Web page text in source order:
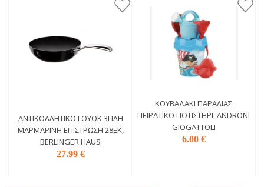
ΑΝΤΙΚΟΛΛΗΤΙΚΌ ΓΟΥΌΚ 3ΠΛΗ
MΑΡΜΆΡΙΝΗ EΠΊΣΤΡΩΣΗ 28ΕΚ,
BERLINGER HAUS
27.99 €
ΚΟΥΒΑΔΆΚΙ ΠΑΡΑΛΊΑΣ
ΠΕΙΡΑΤΙΚΌ ΠΟΤΙΣΤΉΡΙ, ANDRONI
GIOGATTOLI
6.00 €